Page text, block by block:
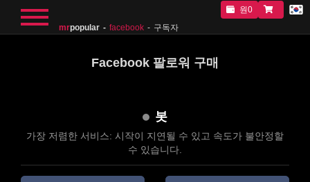
mrpopular facebook 구독자
원0
Facebook 팔로워 구매
봇
가장 저렴한 서비스: 시작이 지연될 수 있고 속도가 불안정할
수 있습니다.